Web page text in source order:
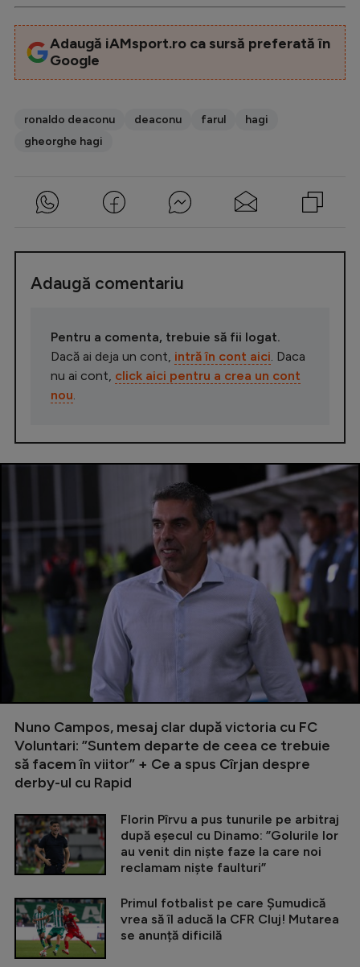
Adaugă iAMsport.ro ca sursă preferată în
Google
ronaldo deaconu deaconu farul
hagi
gheorghe hagi
Adaugă comentariu
Pentru a comenta, trebuie să fii logat.
Dacă ai deja un cont, intră în cont aici. Daca
nu ai cont, click aici pentru a crea un cont
nou.
Nuno Campos, mesaj clar după victoria cu FC
Voluntari: ”Suntem departe de ceea ce trebuie
să facem în viitor” + Ce a spus Cîrjan despre
derby-ul cu Rapid
Florin Pîrvu a pus tunurile pe arbitraj
după eșecul cu Dinamo: ”Golurile lor
au venit din niște faze la care noi
reclamam niște faulturi”
Primul fotbalist pe care Șumudică
vrea să îl aducă la CFR Cluj! Mutarea
se anunță dificilă